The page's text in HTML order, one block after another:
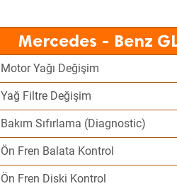
Mercedes - Benz
Motor Yağı Değişim
Yağ Filtre Değişim
Bakım Sıfırlama (Diagnostic)
Ön Fren Balata Kontrol
Ön Fren Diski Kontrol